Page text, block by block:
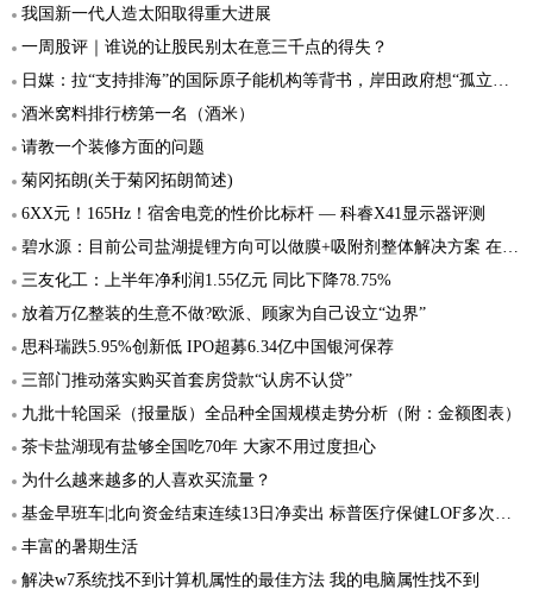
我国新一代人造太阳取得重大进展
一周股评｜谁说的让股民别太在意三千点的得失？
日媒：拉“支持排海”的国际原子能机构等背书，岸田政府想“孤立中国”
酒米窝料排行榜第一名（酒米）
请教一个装修方面的问题
菊冈拓朗(关于菊冈拓朗简述)
6XX元！165Hz！宿舍电竞的性价比标杆 — 科睿X41显示器评测
碧水源：目前公司盐湖提锂方向可以做膜+吸附剂整体解决方案 在工业零排放方面拿到几个订单
三友化工：上半年净利润1.55亿元 同比下降78.75%
放着万亿整装的生意不做?欧派、顾家为自己设立“边界”
思科瑞跌5.95%创新低 IPO超募6.34亿中国银河保荐
三部门推动落实购买首套房贷款“认房不认贷”
九批十轮国采（报量版）全品种全国规模走势分析（附：金额图表）
茶卡盐湖现有盐够全国吃70年 大家不用过度担心
为什么越来越多的人喜欢买流量？
基金早班车|北向资金结束连续13日净卖出 标普医疗保健LOF多次提示高溢价风险
丰富的暑期生活
解决w7系统找不到计算机属性的最佳方法 我的电脑属性找不到